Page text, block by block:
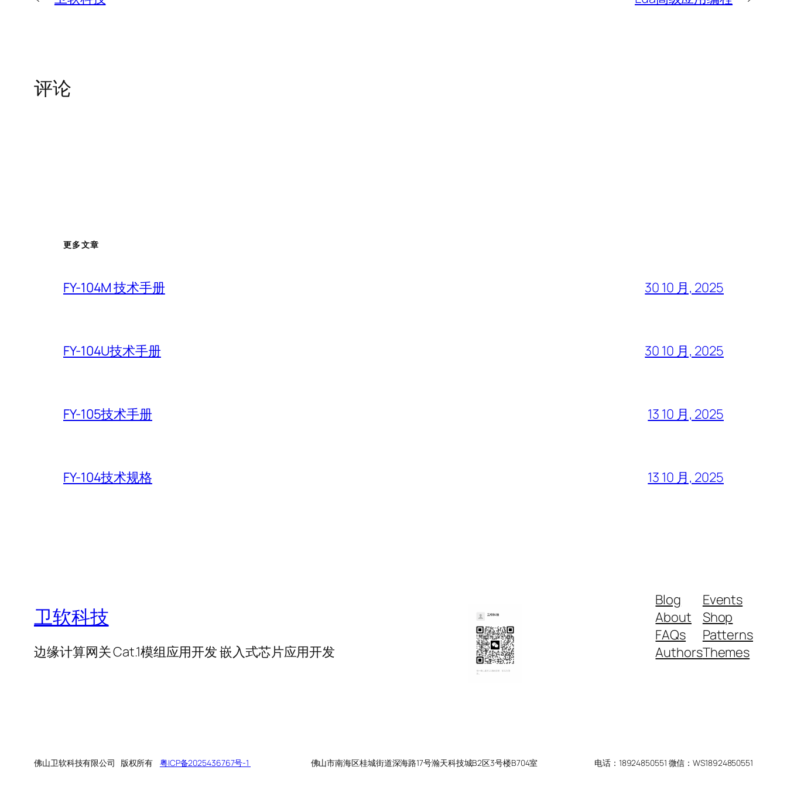
评论
更多文章
FY-104M 技术手册 30 10 月, 2025
FY-104U技术手册 30 10 月, 2025
FY-105技术手册 13 10 月, 2025
FY-104技术规格 13 10 月, 2025
卫软科技
边缘计算网关 Cat.1模组应用开发 嵌入式芯片应用开发
Blog
About
FAQs
Authors
Events
Shop
Patterns
Themes
佛山卫软科技有限公司 版权所有 粤ICP备2025436767号-1 佛山市南海区桂城街道深海路17号瀚天科技城B2区3号楼B704室 电话：18924850551 微信：WS18924850551